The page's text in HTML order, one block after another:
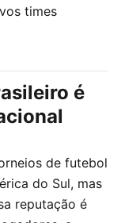
times
é
de futebol
do Sul, mas
reputação é